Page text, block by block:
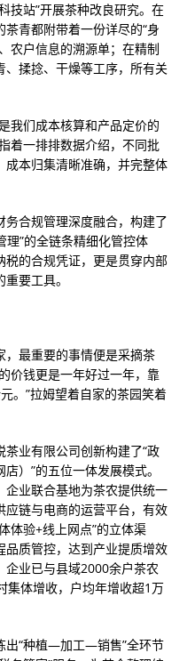
技站”开展茶种改良研究。在
青都附带着一份详尽的“身
农户信息的溯源单；在精制
揉捻、干燥等工序，所有关
我们成本核算和产品定价的
着一排排数据介绍，不同批
本归集清晰准确，并完整体
合规管理深度融合，构建了
理”的全链条精细化管控体
税的合规凭证，更是贯穿内部
要工具。
，最重要的事情便是采摘茶
价钱更是一年好过一年，靠
。”拉姆望着自家的茶园笑着
业有限公司创新构建了“政
）”的五位一体发展模式。
业联合基地为茶农提供统一
应链与电商的运营平台，有效
体验+线上网点”的立体渠
质管控，达到产业提质增效
业已与县域2000余户茶农
集体增收，户均年增收超1万
出“种植—加工—销售”全环节